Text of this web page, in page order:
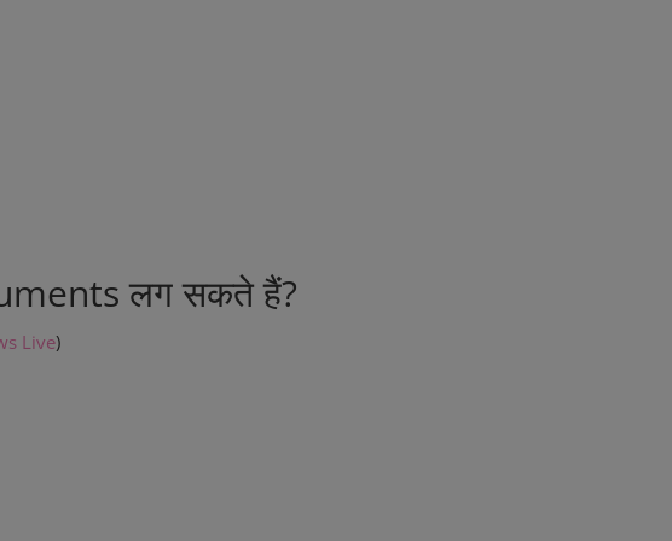
लग सकते हैं?
Live)